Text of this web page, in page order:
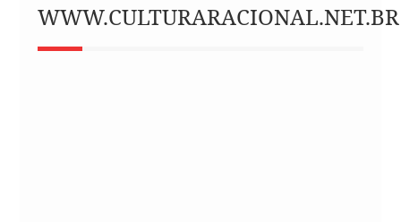
WWW.CULTURARACIONAL.NET.BR